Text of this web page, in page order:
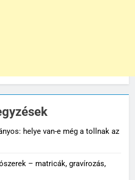
helye van-e még a tollnak az
– matricák, gravírozás,